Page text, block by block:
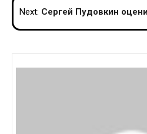
Next: Сергей Пудовкин